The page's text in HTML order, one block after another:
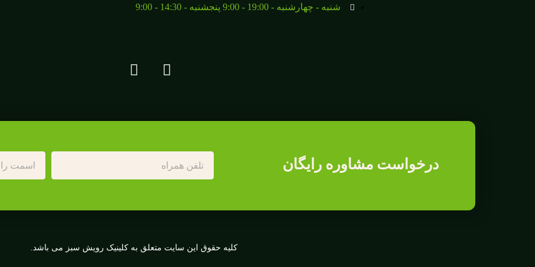
شنبه - چهارشنبه - 19:00 - 9:00 پنجشنبه - 14:30 - 9:00
درخواست مشاوره رایگان
کلیه حقوق این سایت متعلق به کلینیک رویش سبز می باشد.